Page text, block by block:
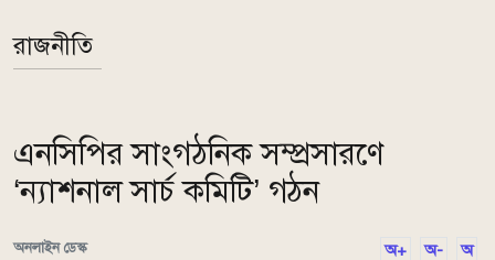
রাজনীতি
এনসিপির সাংগঠনিক সম্প্রসারণে
‘ন্যাশনাল সার্চ কমিটি’ গঠন
অনলাইন ডেস্ক
অ+ অ- অ